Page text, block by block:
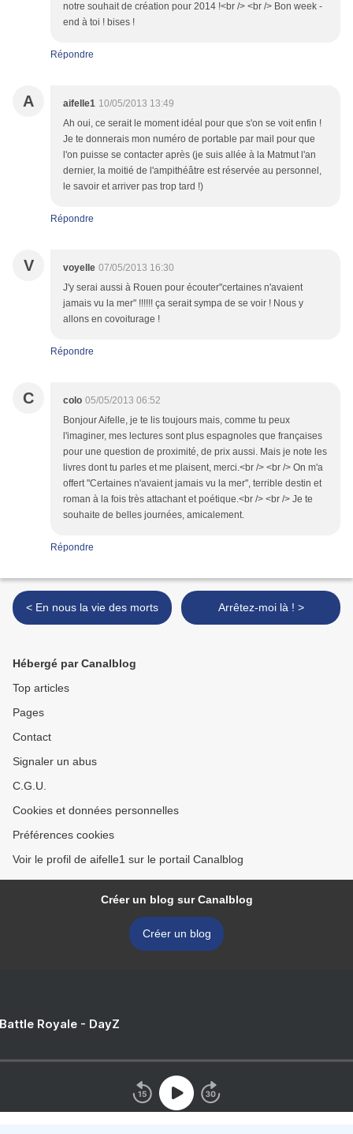
notre souhait de création pour 2014 !<br /> <br /> Bon week -
end à toi ! bises !
Répondre
A aifelle1 10/05/2013 13:49
Ah oui, ce serait le moment idéal pour que s'on se voit enfin !
Je te donnerais mon numéro de portable par mail pour que
l'on puisse se contacter après (je suis allée à la Matmut l'an
dernier, la moitié de l'ampithéâtre est réservée au personnel,
le savoir et arriver pas trop tard !)
Répondre
V voyelle 07/05/2013 16:30
J'y serai aussi à Rouen pour écouter"certaines n'avaient
jamais vu la mer" !!!!!! ça serait sympa de se voir ! Nous y
allons en covoiturage !
Répondre
C colo 05/05/2013 06:52
Bonjour Aifelle, je te lis toujours mais, comme tu peux
l'imaginer, mes lectures sont plus espagnoles que françaises
pour une question de proximité, de prix aussi. Mais je note les
livres dont tu parles et me plaisent, merci.<br /> <br /> On m'a
offert "Certaines n'avaient jamais vu la mer", terrible destin et
roman à la fois très attachant et poétique.<br /> <br /> Je te
souhaite de belles journées, amicalement.
Répondre
< En nous la vie des morts Arrêtez-moi là ! >
Hébergé par Canalblog
Top articles
Pages
Contact
Signaler un abus
C.G.U.
Cookies et données personnelles
Préférences cookies
Voir le profil de aifelle1 sur le portail Canalblog
Créer un blog sur Canalblog
Créer un blog
Royale - DayZ